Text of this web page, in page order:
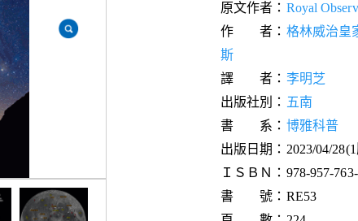
原文作者： Royal
作 者： 格林威治皇
斯
譯 者： 李明芝
出版社別： 五南
書 系： 博雅科普
出版日期：2023/04/
ＩＳＢＮ：978-957-
書 號：RE53